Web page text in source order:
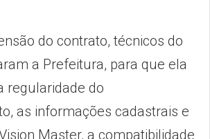
do contrato, técnicos do
a Prefeitura, para que ela
regularidade do
as informações cadastrais e
Master, a compatibilidade